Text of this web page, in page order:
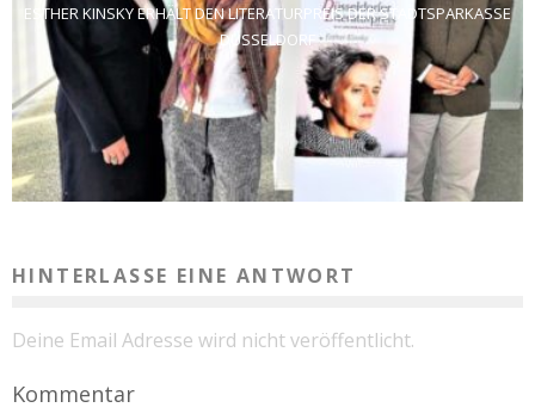
ESTHER KINSKY ERHÄLT DEN LITERATURPREIS DER STADTSPARKASSE
DÜSSELDORF
HINTERLASSE EINE ANTWORT
Deine Email Adresse wird nicht veröffentlicht.
Kommentar